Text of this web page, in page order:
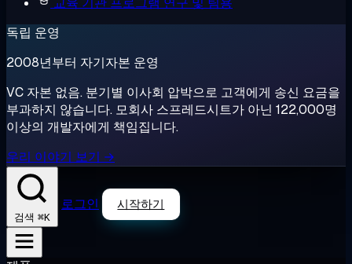
독립 운영
2008년부터 자기자본 운영
VC 자본 없음. 분기별 이사회 압박으로 고객에게 송신 요금을
부과하지 않습니다. 모회사 스프레드시트가 아닌 122,000명
이상의 개발자에게 책임집니다.
우리 이야기 보기 →
검색 ⌘K
로그인 시작하기